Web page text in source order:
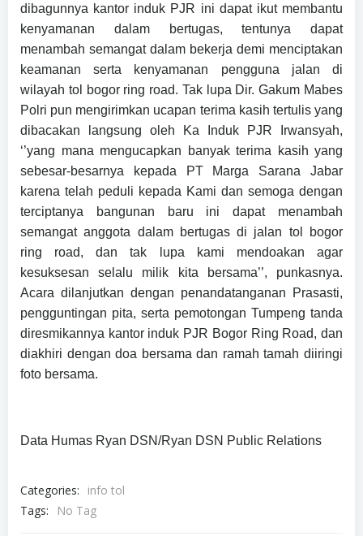
dibagunnya kantor induk PJR ini dapat ikut membantu
kenyamanan dalam bertugas, tentunya dapat
menambah semangat dalam bekerja demi menciptakan
keamanan serta kenyamanan pengguna jalan di
wilayah tol bogor ring road. Tak lupa Dir. Gakum Mabes
Polri pun mengirimkan ucapan terima kasih tertulis yang
dibacakan langsung oleh Ka Induk PJR Irwansyah,
‘’yang mana mengucapkan banyak terima kasih yang
sebesar-besarnya kepada PT Marga Sarana Jabar
karena telah peduli kepada Kami dan semoga dengan
terciptanya bangunan baru ini dapat menambah
semangat anggota dalam bertugas di jalan tol bogor
ring road, dan tak lupa kami mendoakan agar
kesuksesan selalu milik kita bersama’’, punkasnya.
Acara dilanjutkan dengan penandatanganan Prasasti,
pengguntingan pita, serta pemotongan Tumpeng tanda
diresmikannya kantor induk PJR Bogor Ring Road, dan
diakhiri dengan doa bersama dan ramah tamah diiringi
foto bersama.
Data Humas Ryan DSN/Ryan DSN Public Relations
Categories:
info tol
Tags:
No Tag